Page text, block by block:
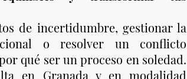
de incertidumbre, gestionar la
o resolver un conflicto
qué ser un proceso en soledad.
en Granada y en modalidad